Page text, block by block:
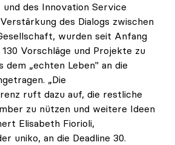
des Innovation Service
des Dialogs zwischen
wurden seit Anfang
Vorschläge und Projekte zu
dem „echten Leben" an die
„Die
ruft dazu auf, die restliche
zu nützen und weitere Ideen
Elisabeth Fiorioli,
uniko, an die Deadline 30.